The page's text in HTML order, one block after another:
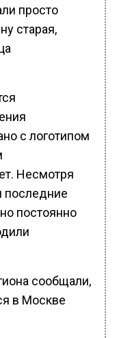
просто
старая,
с логотипом
Несмотря
последние
постоянно
сообщали,
в Москве